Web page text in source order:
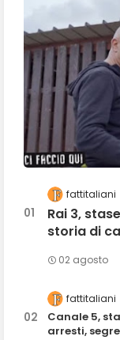
fattitaliani
Rai 3,
storia di
02 agosto
fattitaliani
Canale 5,
arresti,